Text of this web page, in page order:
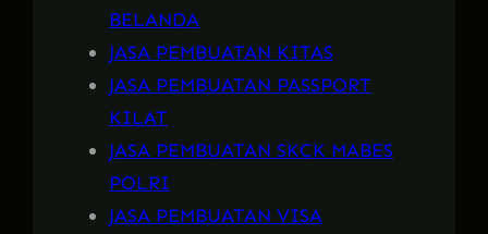
BELANDA
JASA PEMBUATAN KITAS
JASA PEMBUATAN PASSPORT
KILAT
JASA PEMBUATAN SKCK MABES
POLRI
JASA PEMBUATAN VISA